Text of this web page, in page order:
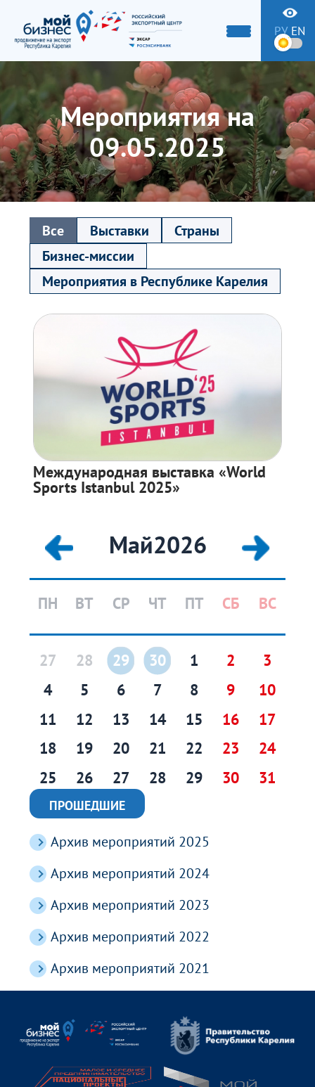
РУ EN
Мероприятия на
09.05.2025
Все Выставки
Страны
Бизнес-миссии
Мероприятия в Республике Карелия
Международная выставка «World
Sports Istanbul 2025»
Май2026
ПН ВТ СР ЧТ ПТ СБ ВС
27 28 29 30 1 2
3
4
5 6 7 8 9
10
11
12 13 14 15 16
17
18
19 20 21 22 23
24
25
26 27 28 29 30 31
ПРОШЕДШИЕ
Архив мероприятий 2025
Архив мероприятий 2024
Архив мероприятий 2023
Архив мероприятий 2022
Архив мероприятий 2021